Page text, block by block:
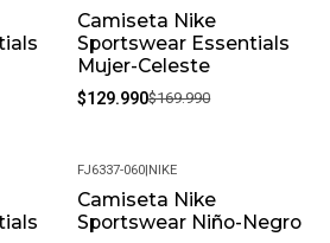
-24%
Camiseta Nike
Sportswear Essentials
Mujer-Celeste
$129.990$169.990
-44%
FJ6337-060|NIKE
Camiseta Nike
Sportswear Niño-Negro